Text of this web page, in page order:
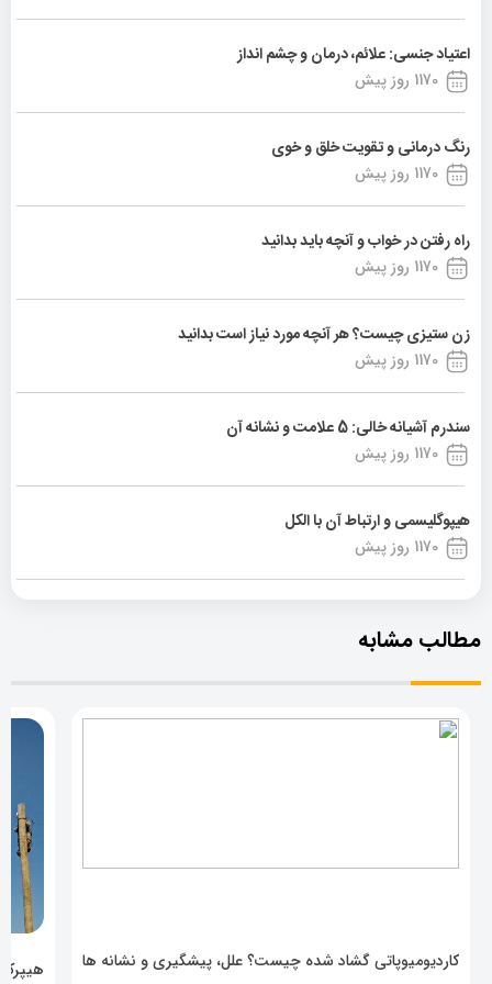
اعتیاد جنسی: علائم، درمان و چشم انداز
1170 روز پیش
رنگ درمانی و تقویت خلق و خوی
1170 روز پیش
راه رفتن در خواب و آنچه باید بدانید
1170 روز پیش
زن ستیزی چیست؟ هر آنچه مورد نیاز است بدانید
1170 روز پیش
سندرم آشیانه خالی: 5 علامت و نشانه آن
1170 روز پیش
هیپوگلیسمی و ارتباط آن با الکل
1170 روز پیش
مطالب مشابه
کاردیومیوپاتی گشاد شده چیست؟ علل، پیشگیری و نشانه ها